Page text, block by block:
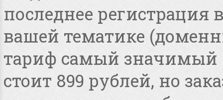
последнее регистрация
вашей тематике
тариф самый значимый
стоит 899 рублей, но